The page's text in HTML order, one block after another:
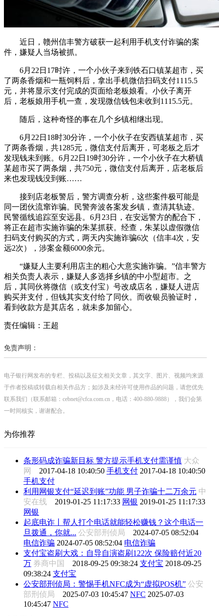
近日，赣州信丰警方破获一起利用手机支付诈骗的案
件，嫌疑人当场被抓。
6月22日17时许，一个小伙子来到铁石口镇某超市，买
了两条香烟和一瓶饲料后，拿出手机微信扫码支付1115.5
元，并将显示支付完成的页面给老板娘看。小伙子离开
后，老板娘用手机一查，发现微信钱包未收到1115.5元。
随后，这种奇怪的事在几个乡镇相继出现。
6月22日18时30分许，一个小伙子在安西镇某超市，买
了两条香烟，共1285元，微信支付后离开，可老板之后才
发现钱未到账。6月22日19时30分许，一个小伙子在大桥镇
某超市买了两条烟，共750元，微信支付后离开，店老板后
来也发现钱没到账……
接到店老板警后，警方调查分析，这些案件极可能是
同一团伙流窜诈骗。民警奔波各案发乡镇，查清其轨迹。
民警循线追踪至安远县。6月23日，在安远警方的配合下，
将正在超市实施诈骗的朱某抓获。经查，朱某以虚假微信
扫码支付购买的方式，两天内实施诈骗6次（信丰4次，安
远2次），涉案金额6000余元。
“嫌疑人主要利用店主的粗心大意实施诈骗。”信丰警方
相关负责人表示，嫌疑人多选择乡镇的中小型超市。之
后，其同伙将微信（或支付宝）号改成店名，嫌疑人进店
购买并支付，但钱其实支付给了同伙。而收银员验证时，
看到收款方是其店名，就未多加留心。
责任编辑：王超
免责声明：
电子银行网发布的专栏、投稿以及征文相关文章，其文字、图片、视频均来源
于作者投稿或转载自相关作品方；如涉及未经许可使用作品的问题，请您优先
联系我们（联系邮箱：cebnet@cfca.com.cn，电话：400-880-9888），我们会第
一时间核实，谢谢配合。
为你推荐
条形码成诈骗新目标 警方提示手机支付需谨慎 大众
网 2017-04-18 10:40:50 手机支付 2017-04-18 10:40:50
手机支付
利用网银支付“延迟到账”功能 男子诈骗十二万余元 中
安在线 2019-01-25 11:17:33 网银 2019-01-25 11:17:33
网银
起底电诈丨帮人打个电话就能轻松赚钱？这个电话一
旦拨通，你就... 公安部刑侦局 2024-07-05 08:52:04
电信诈骗 2024-07-05 08:52:04 电信诈骗
支付宝盗刷大戏：自导自演盗刷122次 保险赔付近20
万 券商中国 2018-09-25 09:38:24 支付宝 2018-09-25
09:38:24 支付宝
公安部刑侦局：警惕手机NFC成为“虚拟POS机” 公安
部刑侦局 2025-07-03 10:45:47 NFC 2025-07-03
10:45:47 NFC